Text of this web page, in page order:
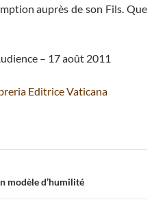
auprès de son Fils. Que
– 17 août 2011
Editrice Vaticana
modèle d’humilité